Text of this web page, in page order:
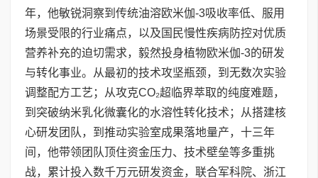
年，他敏锐洞察到传统油溶欧米伽-3吸收率低、服用
场景受限的行业痛点，以及国民慢性疾病防控对优质
营养补充的迫切需求，毅然投身植物欧米伽-3的研发
与转化事业。从最初的技术攻坚瓶颈，到无数次实验
调整配方工艺；从攻克CO₂超临界萃取的纯度难题，
到突破纳米乳化微囊化的水溶性转化技术；从搭建核
心研发团队，到推动实验室成果落地量产，十三年
间，他带领团队顶住资金压力、技术壁垒等多重挑
战，累计投入数千万元研发资金，联合军科院、浙江